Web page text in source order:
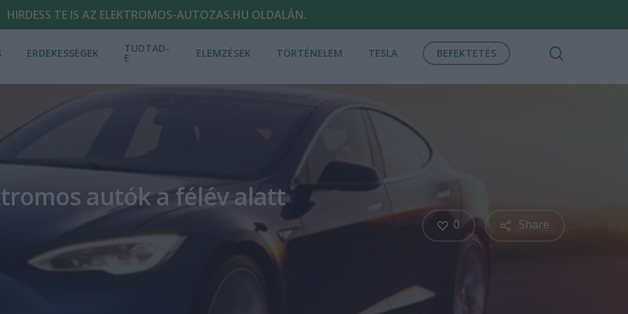
HIRDESS TE IS AZ ELEKTROMOS-AUTOZAS.HU OLDALÁN.
ÉRDEKESSÉGEK TUDTAD-
E ELEMZÉSEK TÖRTÉNELEM TESLA BEFEKTETÉS
autók a félév alatt
Share
0